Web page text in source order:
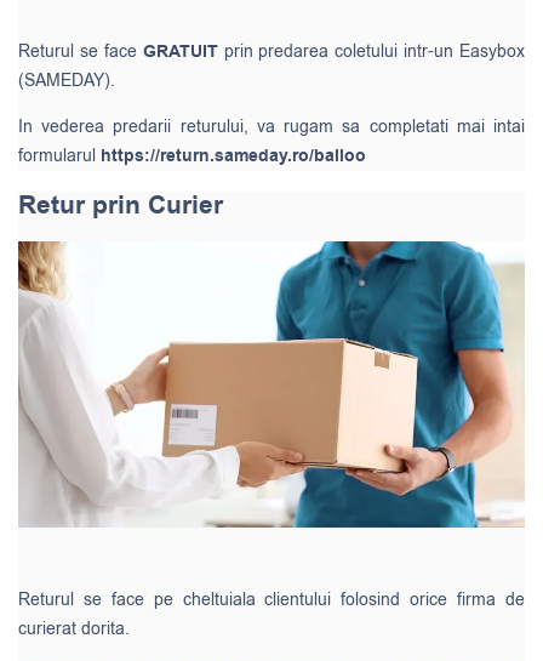
Returul se face GRATUIT prin predarea coletului intr-un Easybox
(SAMEDAY).
In vederea predarii returului, va rugam sa completati mai intai
formularul https://return.sameday.ro/balloo
Retur prin Curier
Returul se face pe cheltuiala clientului folosind orice firma de
curierat dorita.